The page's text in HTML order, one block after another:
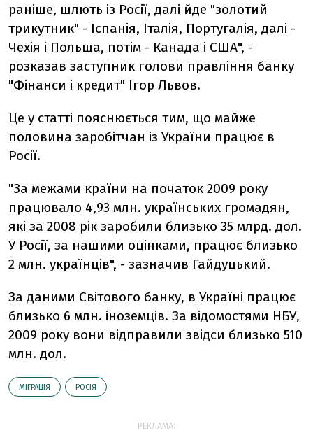
раніше, шлють із Росії, далі йде "золотий
трикутник" - Іспанія, Італія, Португалія, далі -
Чехія і Польща, потім - Канада і США", -
розказав заступник голови правління банку
"Фінанси і кредит" Ігор Львов.
Це у статті пояснюється тим, що майже
половина заробітчан із України працює в
Росії.
"За межами країни на початок 2009 року
працювало 4,93 млн. українських громадян,
які за 2008 рік заробили близько 35 млрд. дол.
У Росії, за нашими оцінками, працює близько
2 млн. українців", - зазначив Гайдуцький.
За даними Світового банку, в Україні працює
близько 6 млн. іноземців. За відомостями НБУ,
2009 року вони відправили звідси близько 510
млн. дол.
МІГРАЦІЯ РОСІЯ
РЕКЛАМА: